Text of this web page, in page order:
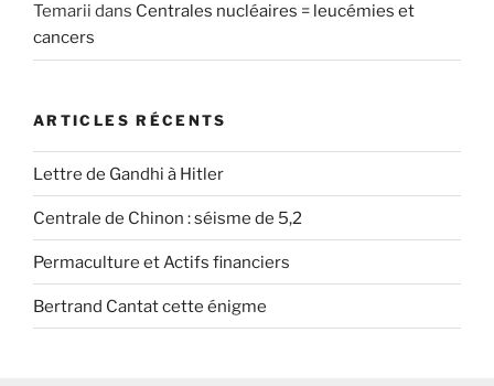
Temarii dans Centrales nucléaires = leucémies et
cancers
ARTICLES RÉCENTS
Lettre de Gandhi à Hitler
Centrale de Chinon : séisme de 5,2
Permaculture et Actifs financiers
Bertrand Cantat cette énigme